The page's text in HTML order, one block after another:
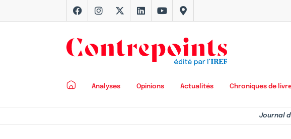
Analyses Opinions Actualités Chroniques de
Journal